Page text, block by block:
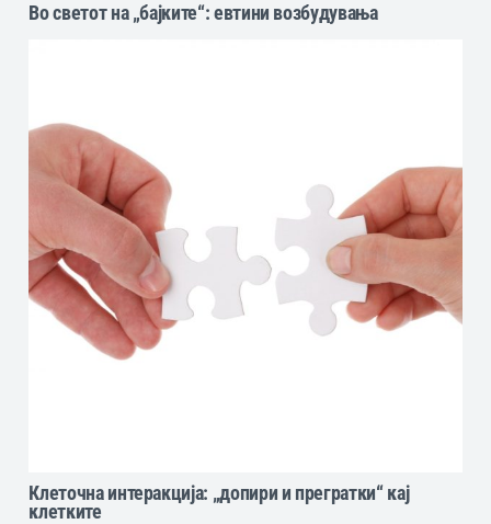
Во светот на „бајките“: eвтини возбудувања
Клеточна интеракција: „допири и прегратки“ кај
клетките